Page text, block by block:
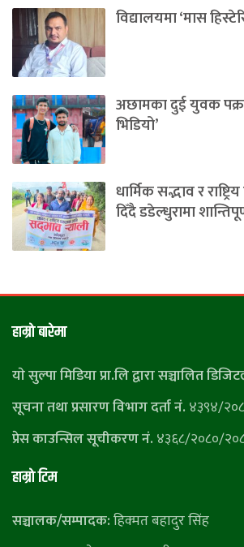
विद्यालयमा ‘मास
अछामका दुई युवक
भिडियो’
धार्मिक सद्भाव र
दिँदै डडेल्धुरामा
हाम्राे बारेमा
याे सुल्पा मिडिया प्रा.लि द्वारा सञ्चालित
सूचना तथा प्रसारण विभाग दर्ता नं. ४३९४/
प्रेस काउन्सिल सूचीकरण नं. ४३६८/२०८०/
हाम्राे टिम
सञ्चालक/सम्पादक:हिक्मत बहादुर सिंह